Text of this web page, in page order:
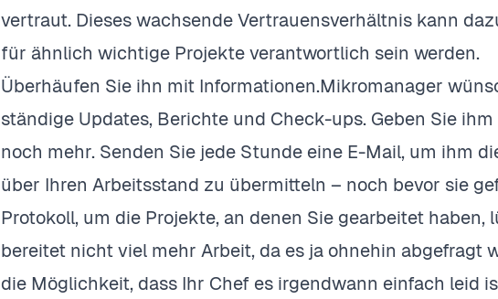
vertraut. Dieses wachsende Vertrauensverhältnis kann
für ähnlich wichtige Projekte verantwortlich sein werden.
Überhäufen Sie ihn mit Informationen.Mikromanager
ständige Updates, Berichte und Check-ups. Geben Sie
noch mehr. Senden Sie jede Stunde eine E-Mail, um ihm
über Ihren Arbeitsstand zu übermitteln – noch bevor sie
Protokoll, um die Projekte, an denen Sie gearbeitet haben,
bereitet nicht viel mehr Arbeit, da es ja ohnehin abgefragt
die Möglichkeit, dass Ihr Chef es irgendwann einfach leid